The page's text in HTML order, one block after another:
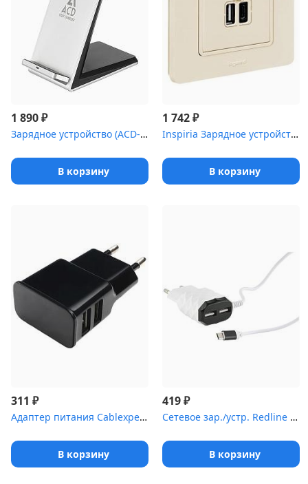
1 890₽
Зарядное устройство (ACD-W102S-F1S) 10Вт, беспроводная Qi, 2-кату...
В корзину
1 742₽
Inspiria Зарядное устройство 2 разъема USB A-C 240В/5В 3000мА сло...
В корзину
311 ₽
Адаптер питания Cablexpert MP3A-PC-12 100/220V - 5V USB 2 порта, ...
В корзину
419₽
Сетевое зар./устр. Redline NC-2.1AC 2.1A черный (УТ000013618)
В корзину